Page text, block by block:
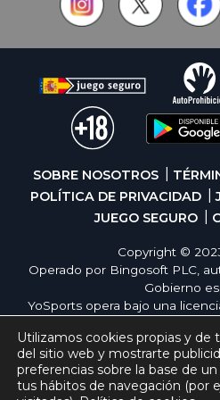
SOBRE NOSOTROS
POLÍTICA DE PRIVACIDAD
JUEGO SEGURO
Copyright ©
Operado por Bingosoft PLC,
Gobierno
YoSports opera bajo una
seguridad y responsabilidad en
es una forma de
diversión y emoción a los
web. Juega con
Utilizamos cookies propias y de
del sitio web y mostrarte
preferencias sobre la base de
tus hábitos de navegación (por